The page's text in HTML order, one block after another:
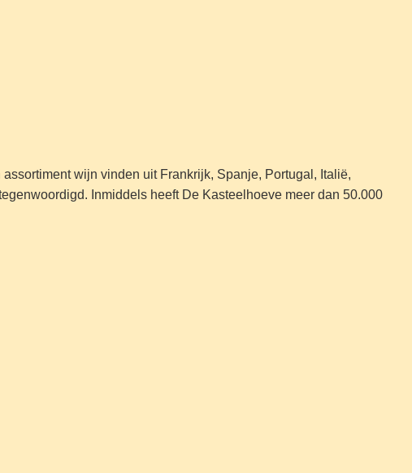
wijn vinden uit Frankrijk, Spanje, Portugal, Italië,
Inmiddels heeft De Kasteelhoeve meer dan 50.000